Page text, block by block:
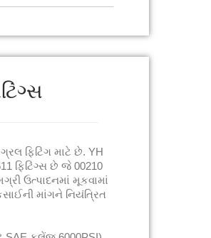
ફિટિંગ માટે છે. YH
ફિટિંગ્સ છે જે 00210
ઉત્પાદનમાં મૂકવામાં
માંગને નિયંત્રિત